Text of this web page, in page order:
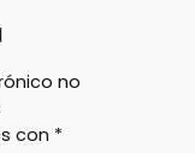
no
con *